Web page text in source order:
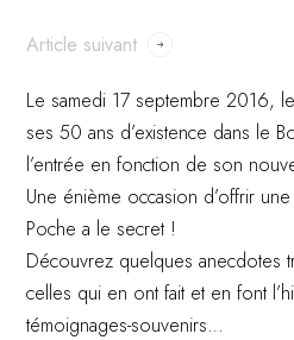
Article suivant
Le samedi 17 septembre 2016,
ses 50 ans d’existence dans le
l’entrée en fonction de son
Une énième occasion d’offrir
Poche a le secret !
Découvrez quelques anecdotes
celles qui en ont fait et en font
témoignages-souvenirs…